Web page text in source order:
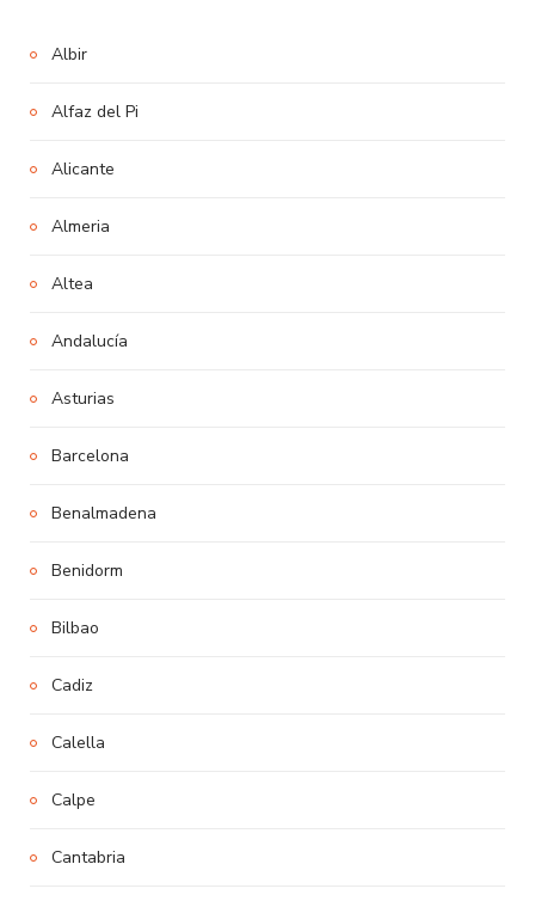
Albir
Alfaz del Pi
Alicante
Almeria
Altea
Andalucía
Asturias
Barcelona
Benalmadena
Benidorm
Bilbao
Cadiz
Calella
Calpe
Cantabria